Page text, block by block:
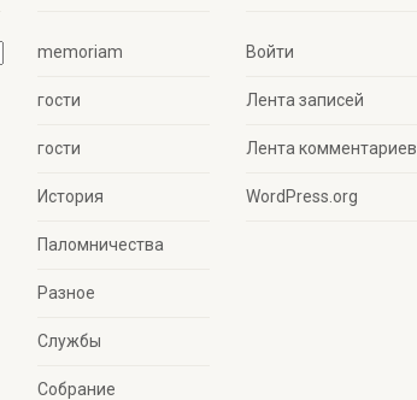
memoriam
гости
гости
История
Паломничества
Разное
Службы
Собрание
Войти
Лента записей
Лента комментариев
WordPress.org